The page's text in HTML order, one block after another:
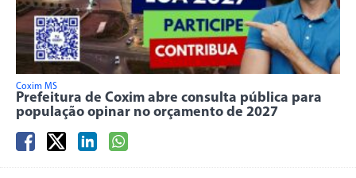
Coxim MS
Prefeitura de Coxim abre consulta pública para
população opinar no orçamento de 2027